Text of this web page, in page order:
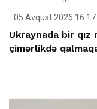
05 Avqust 2026 16:17
Ukraynada bir qız
çimərlikdə